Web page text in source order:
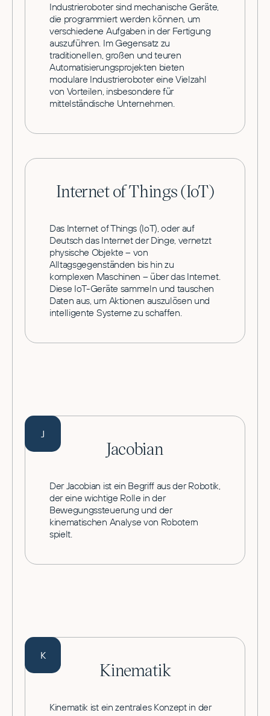
Industrieroboter sind mechanische Geräte,
die programmiert werden können, um
verschiedene Aufgaben in der Fertigung
auszuführen. Im Gegensatz zu
traditionellen, großen und teuren
Automatisierungsprojekten bieten
modulare Industrieroboter eine Vielzahl
von Vorteilen, insbesondere für
mittelständische Unternehmen.
Internet of Things (IoT)
Das Internet of Things (IoT), oder auf
Deutsch das Internet der Dinge, vernetzt
physische Objekte – von
Alltagsgegenständen bis hin zu
komplexen Maschinen – über das Internet.
Diese IoT-Geräte sammeln und tauschen
Daten aus, um Aktionen auszulösen und
intelligente Systeme zu schaffen.
J
Jacobian
Der Jacobian ist ein Begriff aus der Robotik,
der eine wichtige Rolle in der
Bewegungssteuerung und der
kinematischen Analyse von Robotern
spielt.
K
Kinematik
Kinematik ist ein zentrales Konzept in der